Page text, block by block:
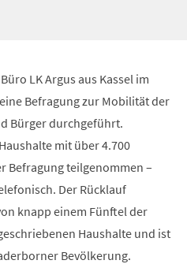
LK Argus aus Kassel im
Befragung zur Mobilität der
Bürger durchgeführt.
mit über 4.700
Befragung teilgenommen –
Der Rücklauf
knapp einem Fünftel der
Haushalte und ist
Bevölkerung.